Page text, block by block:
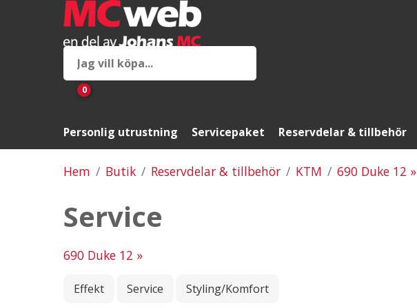
0
Personlig utrustning Servicepaket Reservdelar & tillbehör
Hem Butik Reservdelar & tillbehör KTM 690 Duke 12 »
Service
690 Duke 12 »
Effekt Service Styling/Komfort